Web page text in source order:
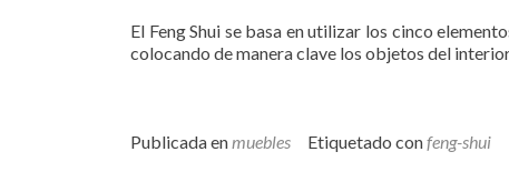
El Feng Shui se basa en utilizar los cinco
colocando de manera clave los objetos del
Publicada enmuebles Etiquetado confeng-shui